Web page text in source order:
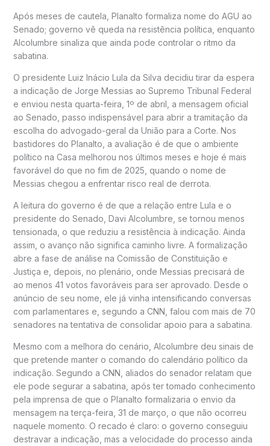
Após meses de cautela, Planalto formaliza nome do AGU ao
Senado; governo vê queda na resistência política, enquanto
Alcolumbre sinaliza que ainda pode controlar o ritmo da
sabatina.
O presidente Luiz Inácio Lula da Silva decidiu tirar da espera
a indicação de Jorge Messias ao Supremo Tribunal Federal
e enviou nesta quarta-feira, 1º de abril, a mensagem oficial
ao Senado, passo indispensável para abrir a tramitação da
escolha do advogado-geral da União para a Corte. Nos
bastidores do Planalto, a avaliação é de que o ambiente
político na Casa melhorou nos últimos meses e hoje é mais
favorável do que no fim de 2025, quando o nome de
Messias chegou a enfrentar risco real de derrota.
A leitura do governo é de que a relação entre Lula e o
presidente do Senado, Davi Alcolumbre, se tornou menos
tensionada, o que reduziu a resistência à indicação. Ainda
assim, o avanço não significa caminho livre. A formalização
abre a fase de análise na Comissão de Constituição e
Justiça e, depois, no plenário, onde Messias precisará de
ao menos 41 votos favoráveis para ser aprovado. Desde o
anúncio de seu nome, ele já vinha intensificando conversas
com parlamentares e, segundo a CNN, falou com mais de 70
senadores na tentativa de consolidar apoio para a sabatina.
Mesmo com a melhora do cenário, Alcolumbre deu sinais de
que pretende manter o comando do calendário político da
indicação. Segundo a CNN, aliados do senador relatam que
ele pode segurar a sabatina, após ter tomado conhecimento
pela imprensa de que o Planalto formalizaria o envio da
mensagem na terça-feira, 31 de março, o que não ocorreu
naquele momento. O recado é claro: o governo conseguiu
destravar a indicação, mas a velocidade do processo ainda